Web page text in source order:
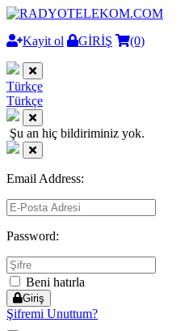
Kayit ol GİRİŞ (0)
Türkçe
Türkçe
Şu an hiç bildiriminiz yok.
Email Address:
Password:
Beni hatırla
Giriş
Şifremi Unuttum?